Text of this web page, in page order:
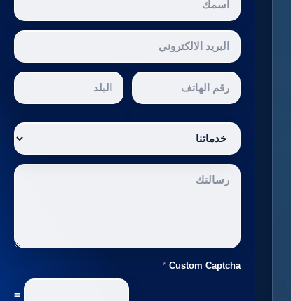
Custom Captcha
*
=